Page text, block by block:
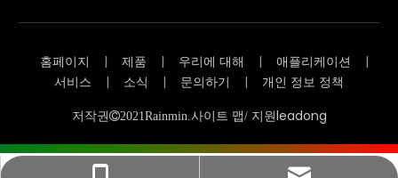
홈페이지 | 제품 | 우리에 대해 | 애플리케이션
|
서비스
| 소식 | 문의하기 | 개인 정보 정책
저작권 2021 Rainmin 사이트 맵/ 지원 leadong